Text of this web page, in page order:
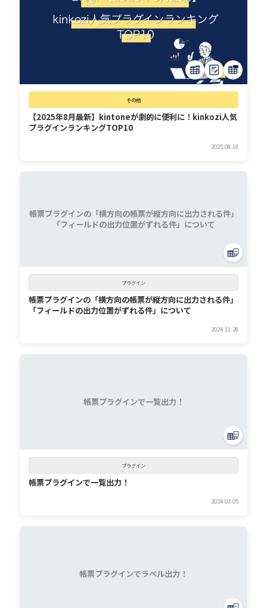
その他
【2025年8月最新】kintoneが劇的に便利に！kinkozi人気
プラグインランキングTOP10
2025.08.18
帳票プラグインの「横方向の帳票が縦方向に出力される件」
「フィールドの出力位置がずれる件」について
プラグイン
帳票プラグインの「横方向の帳票が縦方向に出力される件」
「フィールドの出力位置がずれる件」について
2024.11.28
帳票プラグインで一覧出力！
プラグイン
帳票プラグインで一覧出力！
2024.03.05
帳票プラグインでラベル出力！